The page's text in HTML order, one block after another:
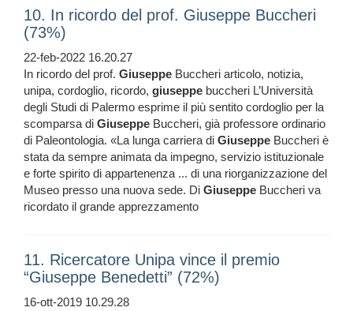
10. In ricordo del prof. Giuseppe Buccheri
(73%)
22-feb-2022 16.20.27
In ricordo del prof. Giuseppe Buccheri articolo, notizia,
unipa, cordoglio, ricordo, giuseppe buccheri L’Università
degli Studi di Palermo esprime il più sentito cordoglio per la
scomparsa di Giuseppe Buccheri, già professore ordinario
di Paleontologia. «La lunga carriera di Giuseppe Buccheri è
stata da sempre animata da impegno, servizio istituzionale
e forte spirito di appartenenza ... di una riorganizzazione del
Museo presso una nuova sede. Di Giuseppe Buccheri va
ricordato il grande apprezzamento
11. Ricercatore Unipa vince il premio
“Giuseppe Benedetti” (72%)
16-ott-2019 10.29.28